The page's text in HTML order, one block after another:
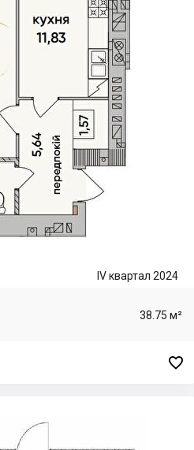
IV квартал 2024
38.75 м²
